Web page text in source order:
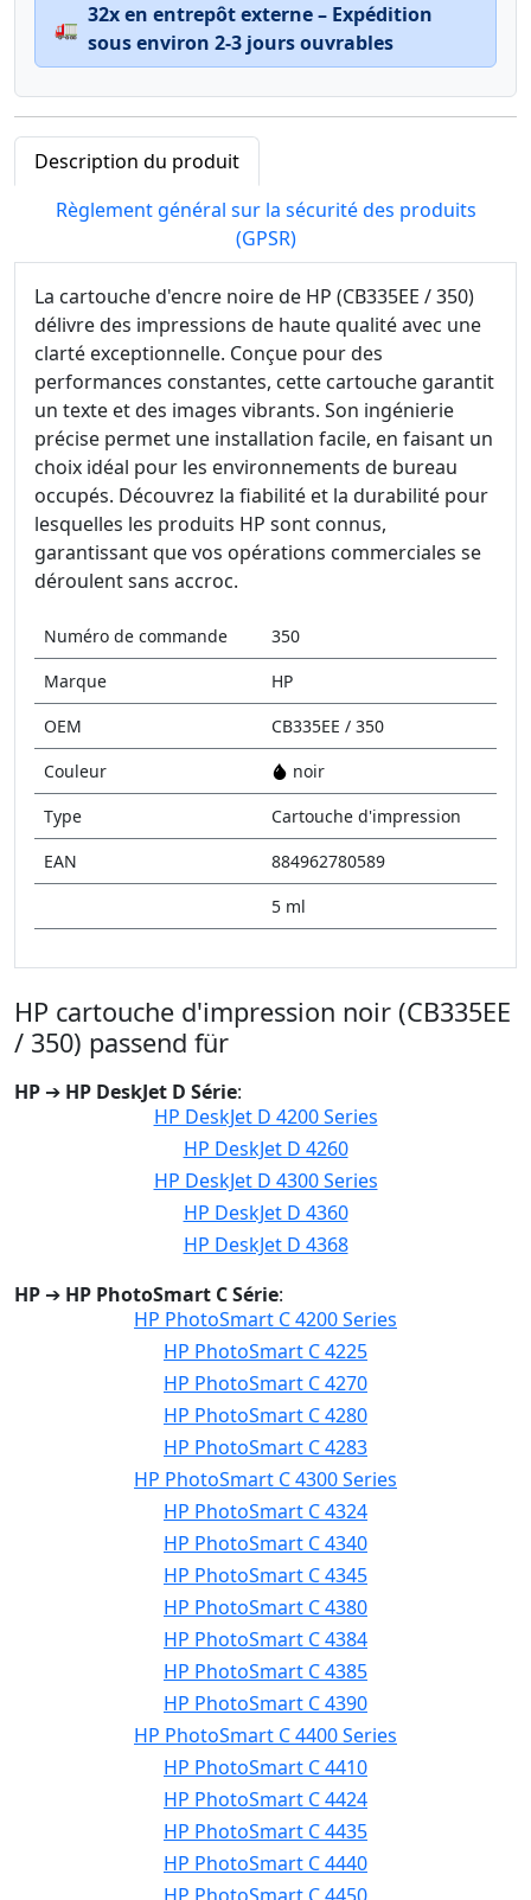
🚛
32x en entrepôt externe – Expédition
sous environ 2-3 jours ouvrables
Description du produit
Règlement général sur la sécurité des produits
(GPSR)
La cartouche d'encre noire de HP (CB335EE / 350)
délivre des impressions de haute qualité avec une
clarté exceptionnelle. Conçue pour des
performances constantes, cette cartouche garantit
un texte et des images vibrants. Son ingénierie
précise permet une installation facile, en faisant un
choix idéal pour les environnements de bureau
occupés. Découvrez la fiabilité et la durabilité pour
lesquelles les produits HP sont connus,
garantissant que vos opérations commerciales se
déroulent sans accroc.
Numéro de commande
350
Marque
HP
OEM
CB335EE / 350
Couleur
noir
Type
Cartouche d'impression
EAN
884962780589
5 ml
HP cartouche d'impression noir (CB335EE
/ 350) passend für
HP ➔ HP DeskJet D Série:
HP DeskJet D 4200 Series
HP DeskJet D 4260
HP DeskJet D 4300 Series
HP DeskJet D 4360
HP DeskJet D 4368
HP ➔ HP PhotoSmart C Série:
HP PhotoSmart C 4200 Series
HP PhotoSmart C 4225
HP PhotoSmart C 4270
HP PhotoSmart C 4280
HP PhotoSmart C 4283
HP PhotoSmart C 4300 Series
HP PhotoSmart C 4324
HP PhotoSmart C 4340
HP PhotoSmart C 4345
HP PhotoSmart C 4380
HP PhotoSmart C 4384
HP PhotoSmart C 4385
HP PhotoSmart C 4390
HP PhotoSmart C 4400 Series
HP PhotoSmart C 4410
HP PhotoSmart C 4424
HP PhotoSmart C 4435
HP PhotoSmart C 4440